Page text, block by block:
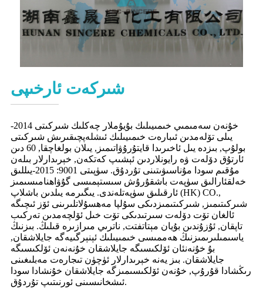
شىركەت ئارخىپى
خۇنەن سەمىمىي خىمىيىلىك بۇيۇملار چەكلىك شىركىتى 2014-
يىلى تۆلەمدىن ئىبارەت خىمىيىلىك ئىشلەپچىقىرىش شىركىتى
بولۇپ, بىزدە يىل ئاخىرىدا قايتۇرۇۋاتىمىز, يىلان بولغاچقا, 60 دىن
ئارتۇق دۆلەت ۋە رايونلاردىن ئېشىپ كەتكەن, خېرىدارلار بىلەن
مۇقىم سودا مۇناسىۋىتىنى تۇردۇق. سۈپىتى 9001: 2015-يىللىق
خەلقئارالىق سۈپەت باشقۇرۇش سىستېمىسى گۇۋاھنامىسىمىز
ئارقىلىق سۈپەتلەندى. يىگىرمە يىلدىن باشلاپ (HK) CO.,
شىركىتىمىز, شىركىتىمىزدىكى سۇلپا مەھسۇلاتلىرىنى ئۆز ئىچىگە
ئالغان تۆت دۆلەت سىرتىدىكى تۆت خىل ئۆلچەمدىن تەركىب
تاپقان, ئۇزۇندىن بۇيان مېتاتفتت, ناترىي مىرازىرە قىلىڭ. بىزنىڭ
ياسىمىلىرىمىزنىڭ ھەممىسى خىمىيىلىك ئېنېرگىيەگە جايلاشقان,
بۇ خۇنەنئان ئۆلكىسىگە جايلاشقان خۇنەنەن ئۆلكىسىگە
جايلاشقان. بىز يەنە خېرىدارلار ئۈچۈن تىجارەت مەبلىغىنى
رىڭشادا قۇرۇپ, خۇنەن ئۆلكىسىمىزگە جايلاشقان خۇنشادا سودا
ئىشخانىسىنى ئورنىتىپ تۇردۇق.